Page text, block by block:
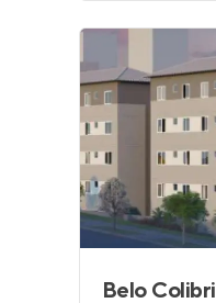
Belo Colibri